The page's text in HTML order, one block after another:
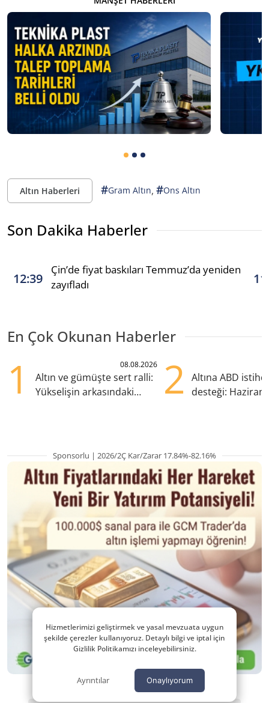
Altın Haberleri #Gram Altın, #Ons Altın
Son Dakika Haberler
12:39
Çin’de fiyat baskıları Temmuz’da yeniden
zayıfladı
En Çok Okunan Haberler
1 08.08.2026
Altın ve gümüşte sert ralli:
Yükselişin arkasındaki
2
Altına ABD
desteği:
Sponsorlu | 2026/2Ç Kar/Zarar 17.84%-82.16%
Hizmetlerimizi geliştirmek ve yasal mevzuata uygun
şekilde çerezler kullanıyoruz. Detaylı bilgi ve iptal için
Gizlilik Politikamızı inceleyebilirsiniz.
Ayrıntılar Onaylıyorum